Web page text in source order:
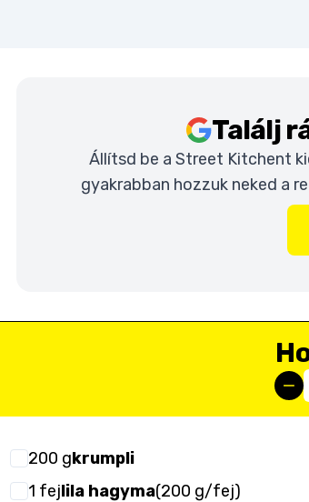
Találj
Állítsd be a Street Kitchent
gyakrabban hozzuk neked a
200 gkrumpli
1 fejlila hagyma(200 g/fej)